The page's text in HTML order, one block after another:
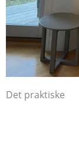
Det praktiske